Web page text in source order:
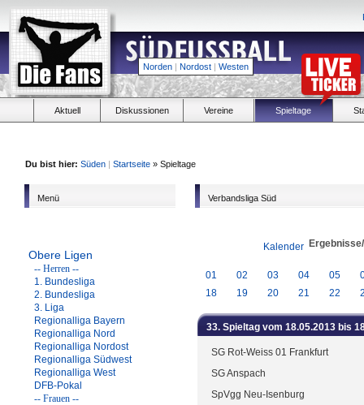
Norden | Nordost | Westen
Aktuell Diskussionen Vereine Spieltage
Du bist hier: Süden | Startseite » Spieltage
Menü
Obere Ligen
-- Herren --
1. Bundesliga
2. Bundesliga
3. Liga
Regionalliga Bayern
Regionalliga Nord
Regionalliga Nordost
Regionalliga Südwest
Regionalliga West
DFB-Pokal
-- Frauen --
Verbandsliga Süd
Kalender
01 02 03 04 05
18
19 20 21 22
33. Spieltag vom 18.05.2013 bis
SG Rot-Weiss 01 Frankfurt
SG Anspach
SpVgg Neu-Isenburg